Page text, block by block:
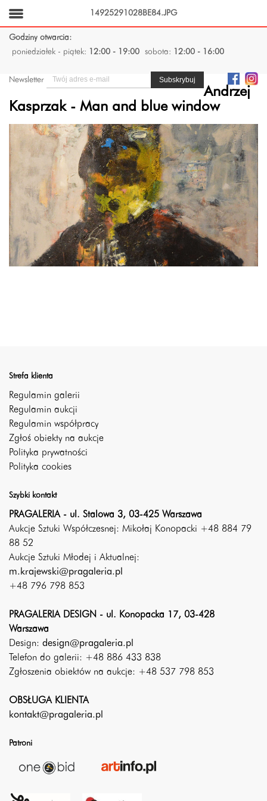
Godziny otwarcia:
poniedziałek - piątek:
12:00 - 19:00 sobota: 12:00 - 16:00
Newsletter
Andrzej
Kasprzak - Man and blue window
Strefa klienta
Regulamin galerii
Regulamin aukcji
Regulamin współpracy
Zgłoś obiekty na aukcje
Polityka prywatności
Polityka cookies
Szybki kontakt
PRAGALERIA - ul. Stalowa 3, 03-425 Warszawa
Aukcje Sztuki Współczesnej: Mikołaj Konopacki +48 884 79
88 52
Aukcje Sztuki Młodej i Aktualnej:
m.krajewski@pragaleria.pl
+48 796 798 853
PRAGALERIA DESIGN - ul. Konopacka 17, 03-428
Warszawa
Design: design@pragaleria.pl
Telefon do galerii: +48 886 433 838
Zgłoszenia obiektów na aukcje: +48 537 798 853
OBSŁUGA KLIENTA
kontakt@pragaleria.pl
Patroni
14925291028BE84.JPG